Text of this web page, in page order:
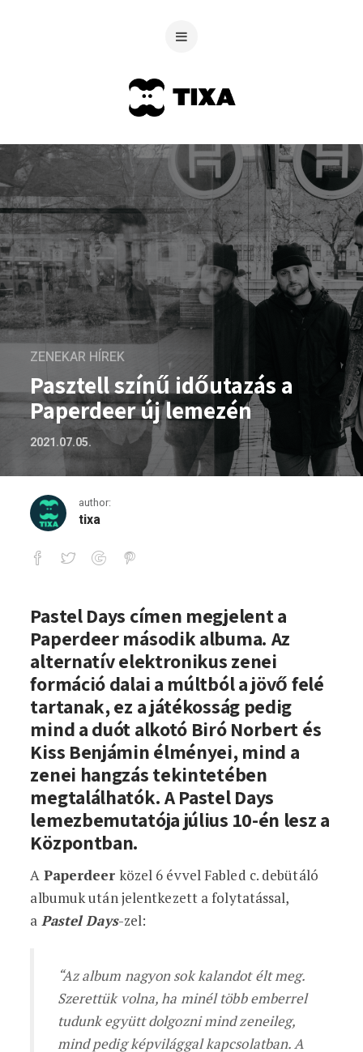
ZENEKAR HÍREK
Pasztell színű időutazás a
Paperdeer új lemezén
2021.07.05.
author:
tixa
Pasztell színű időutazás a Paperdeer
Pastel Days címen megjelent a
Paperdeer második albuma. Az
alternatív elektronikus zenei
formáció dalai a múltból a jövő felé
tartanak, ez a játékosság pedig
mind a duót alkotó Biró Norbert és
Kiss Benjámin élményei, mind a
zenei hangzás tekintetében
megtalálhatók. A Pastel Days
lemezbemutatója július 10-én lesz a
Központban.
A Paperdeer közel 6 évvel Fabled c. debütáló
albumuk után jelentkezett a folytatással,
a Pastel Days-zel:
“Az album nagyon sok kalandot élt meg.
Szerettük volna, ha minél több emberrel
tudunk együtt dolgozni mind zeneileg,
mind pedig képvilággal kapcsolatban. A